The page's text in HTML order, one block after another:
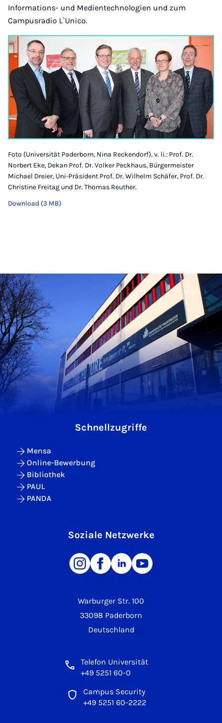
Informations- und Medientechnologien und zum
Campusradio L`Unico.
Foto (Universität Paderborn, Nina Reckendorf), v. li.: Prof. Dr.
Norbert Eke, Dekan Prof. Dr. Volker Peckhaus, Bürgermeister
Michael Dreier, Uni-Präsident Prof. Dr. Wilhelm Schäfer, Prof. Dr.
Christine Freitag und Dr. Thomas Reuther.
Download (3 MB)
Warburger Str. 100
33098 Paderborn
Deutschland
Telefon Universität
+49 5251 60-0
Campus Security
+49 5251 60-2222
Schnellzugriffe
Mensa
Online-Bewerbung
Bibliothek
PAUL
PANDA
Soziale Netzwerke